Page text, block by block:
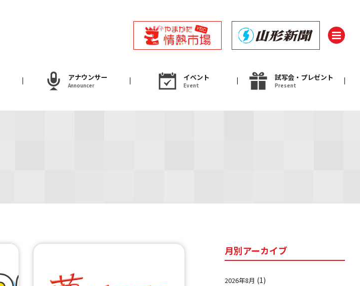
アナウンサー
Announcer
イベント
Event
試写会・プレゼント
Present
アナウンサー
Announcer
試写会・プレゼント
月別アーカイブ
2026年8月 (1)